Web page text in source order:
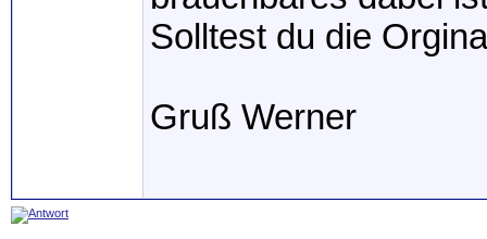
Solltest du die
Gruß Werner